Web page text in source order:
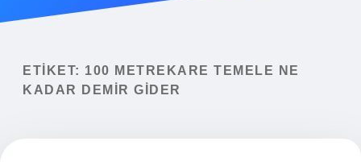
Yasal Uyarı
ETIKET: 100 METREKARE TEMELE NE
KADAR DEMIR GIDER